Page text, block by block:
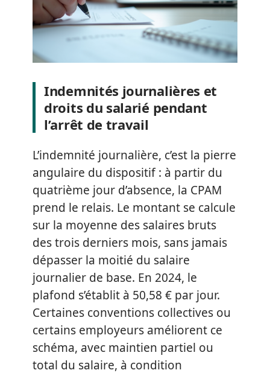
Indemnités journalières et
droits du salarié pendant
l’arrêt de travail
L’indemnité journalière, c’est la pierre
angulaire du dispositif : à partir du
quatrième jour d’absence, la CPAM
prend le relais. Le montant se calcule
sur la moyenne des salaires bruts
des trois derniers mois, sans jamais
dépasser la moitié du salaire
journalier de base. En 2024, le
plafond s’établit à 50,58 € par jour.
Certaines conventions collectives ou
certains employeurs améliorent ce
schéma, avec maintien partiel ou
total du salaire, à condition